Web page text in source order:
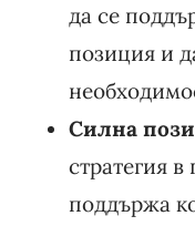
да се
позиция и
Силна
стратегия
поддържа